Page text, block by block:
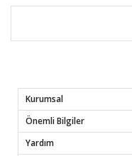
Kurumsal
Önemli Bilgiler
Yardım